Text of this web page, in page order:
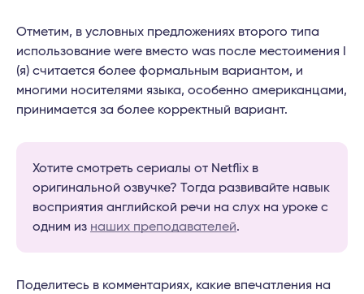
Отметим, в условных предложениях второго типа
использование were вместо was после местоимения I
(я) считается более формальным вариантом, и
многими носителями языка, особенно американцами,
принимается за более корректный вариант.
Хотите смотреть сериалы от Netflix в
оригинальной озвучке? Тогда развивайте навык
восприятия английской речи на слух на уроке с
одним из наших преподавателей.
Поделитесь в комментариях, какие впечатления на